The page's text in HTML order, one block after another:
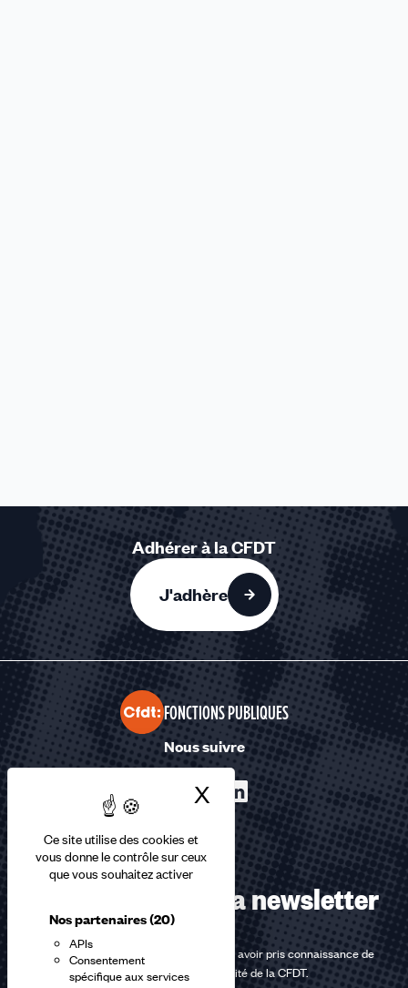
Ce site utilise des cookies et
vous donne le contrôle sur ceux
que vous souhaitez activer
Nos partenaires(20)
APIs
Consentement
spécifique aux services
X Masquer le
Adhérer à la CFDT
J'adhère
FONCTIONS PUBLIQUES
Nous suivre
Abonnez-vous à la newsletter
En m'inscrivant à la newsletter, j'affirme avoir pris connaissance de
lapolitique de confidentialité de la CFDT.